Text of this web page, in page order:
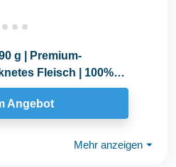
g | Premium-
Fleisch | 100%
Angebot
Mehr anzeigen ⏷